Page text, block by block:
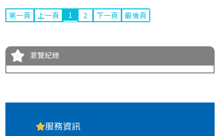
士
第一頁 上一頁 1 2 下一頁 最後頁
瀏覽紀錄
服務資訊